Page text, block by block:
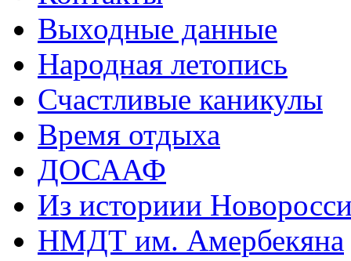
Выходные данные
Народная летопись
Счастливые каникулы
Время отдыха
ДОСААФ
Из историии
НМДТ им. Амербекяна